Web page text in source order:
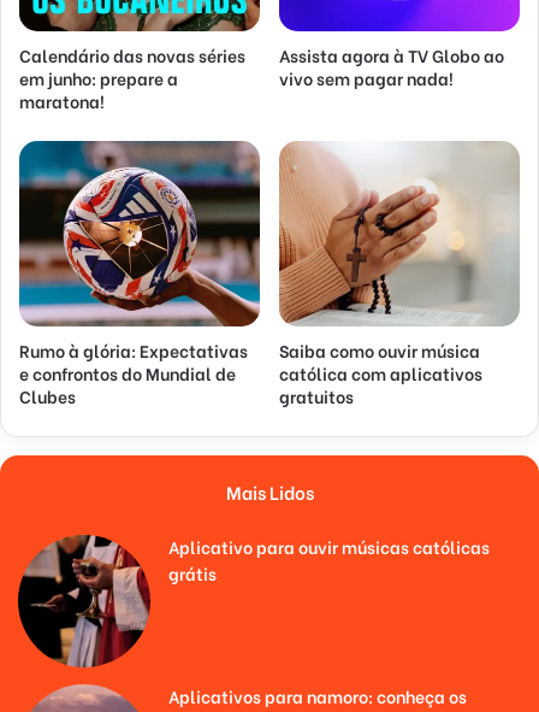
Calendário das novas séries
em junho: prepare a
maratona!
Assista agora à TV Globo ao
vivo sem pagar nada!
Rumo à glória: Expectativas
e confrontos do Mundial de
Clubes
Saiba como ouvir música
católica com aplicativos
gratuitos
Mais Lidos
Aplicativo para ouvir músicas católicas
grátis
Aplicativos para namoro: conheça os